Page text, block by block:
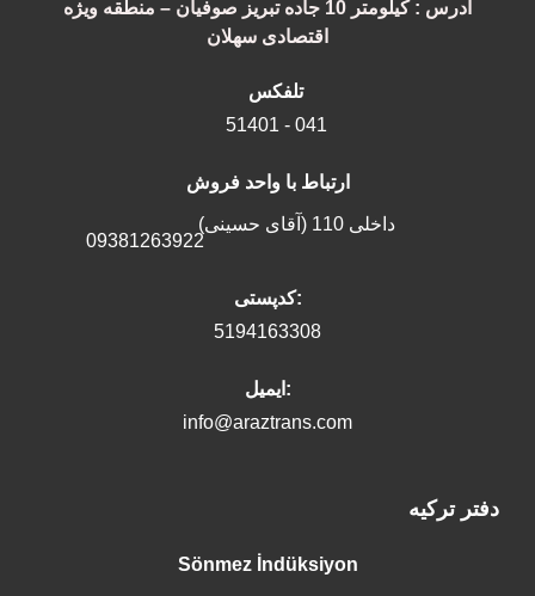
آدرس : کیلومتر 10 جاده تبریز صوفیان – منطقه ویژه
اقتصادی سهلان
تلفکس
51401 - 041
ارتباط با واحد فروش
داخلی 110 (آقای حسینی)
09381263922
کدپستی:
5194163308
ایمیل:
info@araztrans.com
دفتر ترکیه
Sönmez İndüksiyon